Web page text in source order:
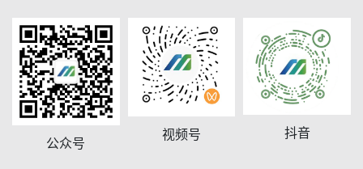
公众号
视频号 抖音